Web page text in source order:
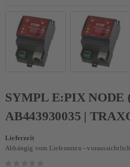
SYMPL E:PIX NODE
AB443930035 |
Lieferzeit
Abhängig vom Lieferanten -